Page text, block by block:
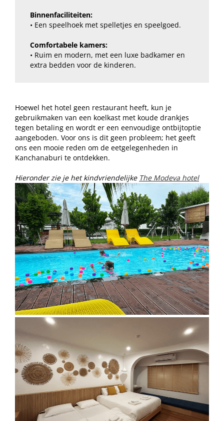
Binnenfaciliteiten:
• Een speelhoek met spelletjes en speelgoed.
Comfortabele kamers:
• Ruim en modern, met een luxe badkamer en
extra bedden voor de kinderen.
Hoewel het hotel geen restaurant heeft, kun je
gebruikmaken van een koelkast met koude drankjes
tegen betaling en wordt er een eenvoudige ontbijtoptie
aangeboden. Voor ons is dit geen probleem; het geeft
ons een mooie reden om de eetgelegenheden in
Kanchanaburi te ontdekken.
Hieronder zie je het kindvriendelijke The Modeva hotel